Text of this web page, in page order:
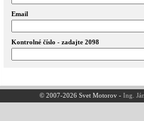
Email
Kontrolné číslo - zadajte 2098
© 2007-2026 Svet Motorov -Ing.